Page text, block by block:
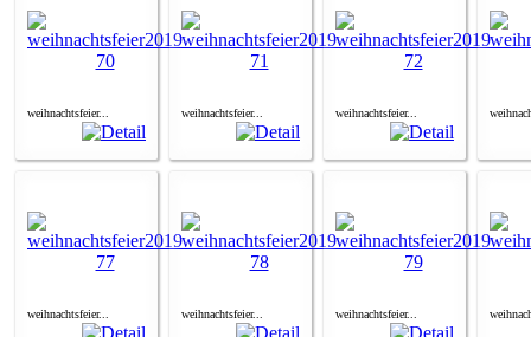
weihnachtsfeier... weihnachtsfeier... weihnachtsfeier...
weihnachtsfeier... weihnachtsfeier... weihnachtsfeier...